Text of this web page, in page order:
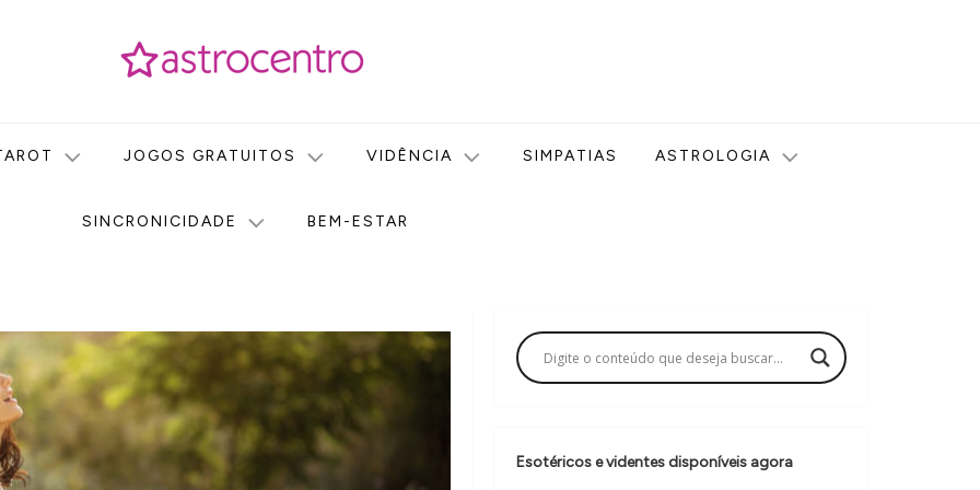
JOGOS GRATUITOS VIDÊNCIA SIMPATIAS ASTROLOGIA
SINCRONICIDADE BEM-ESTAR
Esotéricos e videntes disponíveis agora